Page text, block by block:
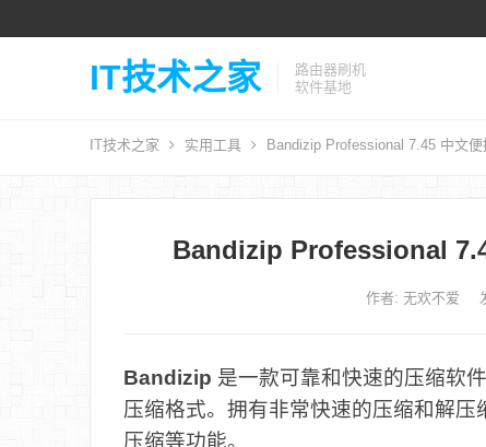
IT技术之家
路由器刷机
软件基地
IT技术之家 实用工具 Bandizip Professional 7.45 中文
Bandizip Professional
作者: 无欢不爱
Bandizip 是一款可靠和快速的压缩软
压缩格式。拥有非常快速的压缩和解
压缩等功能。